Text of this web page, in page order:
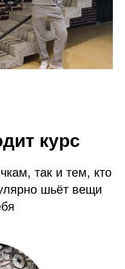
курс
так и тем, кто
шьёт вещи